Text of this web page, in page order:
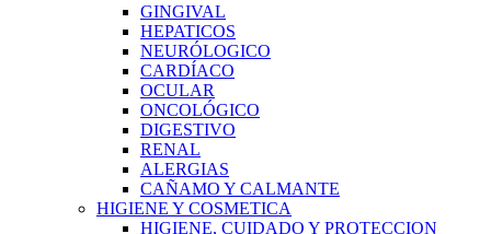
GINGIVAL
HEPATICOS
NEURÓLOGICO
CARDÍACO
OCULAR
ONCOLÓGICO
DIGESTIVO
RENAL
ALERGIAS
CAÑAMO Y CALMANTE
HIGIENE Y COSMETICA
HIGIENE, CUIDADO Y PROTECCION